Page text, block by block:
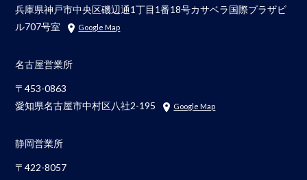
兵庫県神戸市中央区磯辺通1丁目1番18号カサベラ国際プラザビ
ル707号室
Google Map
名古屋営業所
〒453-0863
愛知県名古屋市中村区八社2-195
Google Map
静岡営業所
〒422-8057